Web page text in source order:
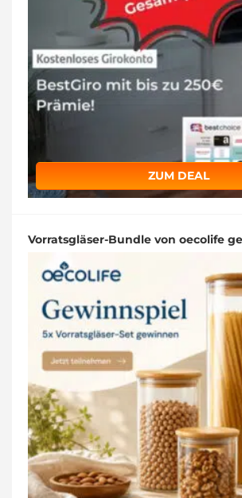
ZUM DEAL
Vorratsgläser-Bundle von oecolife